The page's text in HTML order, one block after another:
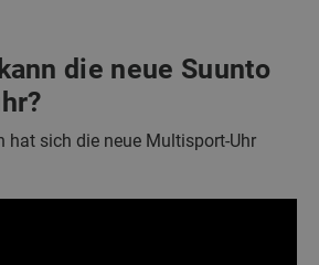
die neue Suunto
hat sich die neue Multisport-Uhr